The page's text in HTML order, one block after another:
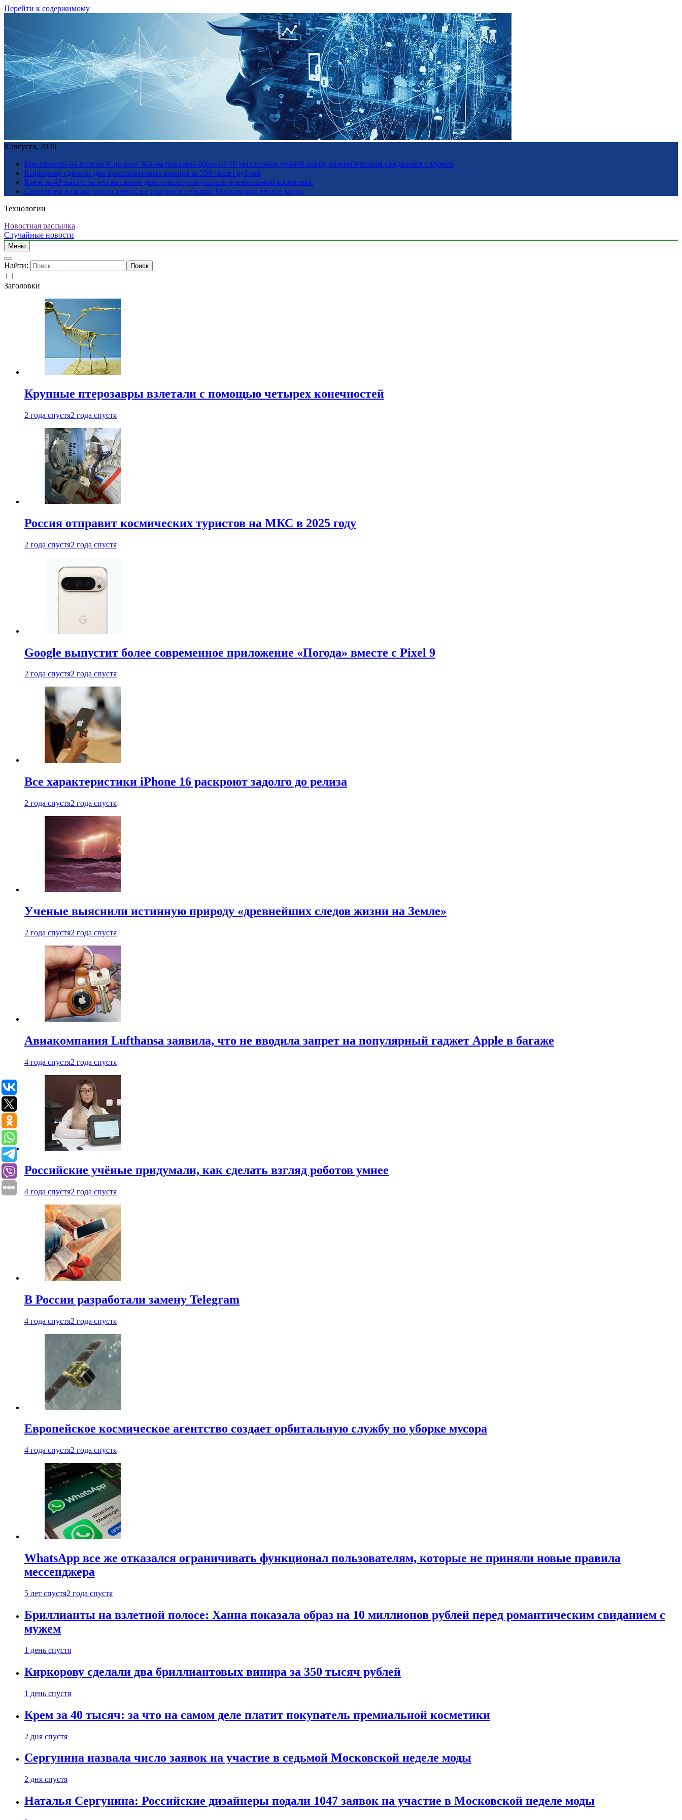
Перейти к содержимому
8 августа, 2026
Бриллианты на взлетной полосе: Ханна показала образ на 10 миллионов рублей перед романтическим свиданием с мужем
Киркорову сделали два бриллиантовых винира за 350 тысяч рублей
Крем за 40 тысяч: за что на самом деле платит покупатель премиальной косметики
Сергунина назвала число заявок на участие в седьмой Московской неделе моды
Технологии
Новостная рассылка
Случайные новости
Меню
Найти:
Заголовки
Крупные птерозавры взлетали с помощью четырех конечностей
2 года спустя2 года спустя
Россия отправит космических туристов на МКС в 2025 году
2 года спустя2 года спустя
Google выпустит более современное приложение «Погода» вместе с Pixel 9
2 года спустя2 года спустя
Все характеристики iPhone 16 раскроют задолго до релиза
2 года спустя2 года спустя
Ученые выяснили истинную природу «древнейших следов жизни на Земле»
2 года спустя2 года спустя
Авиакомпания Lufthansa заявила, что не вводила запрет на популярный гаджет Apple в багаже
4 года спустя2 года спустя
Российские учёные придумали, как сделать взгляд роботов умнее
4 года спустя2 года спустя
В России разработали замену Telegram
4 года спустя2 года спустя
Европейское космическое агентство создает орбитальную службу по уборке мусора
4 года спустя2 года спустя
WhatsApp все же отказался ограничивать функционал пользователям, которые не приняли новые правила
мессенджера
5 лет спустя2 года спустя
Бриллианты на взлетной полосе: Ханна показала образ на 10 миллионов рублей перед романтическим свиданием с
мужем
1 день спустя
Киркорову сделали два бриллиантовых винира за 350 тысяч рублей
1 день спустя
Крем за 40 тысяч: за что на самом деле платит покупатель премиальной косметики
2 дня спустя
Сергунина назвала число заявок на участие в седьмой Московской неделе моды
2 дня спустя
Наталья Сергунина: Российские дизайнеры подали 1047 заявок на участие в Московской неделе моды